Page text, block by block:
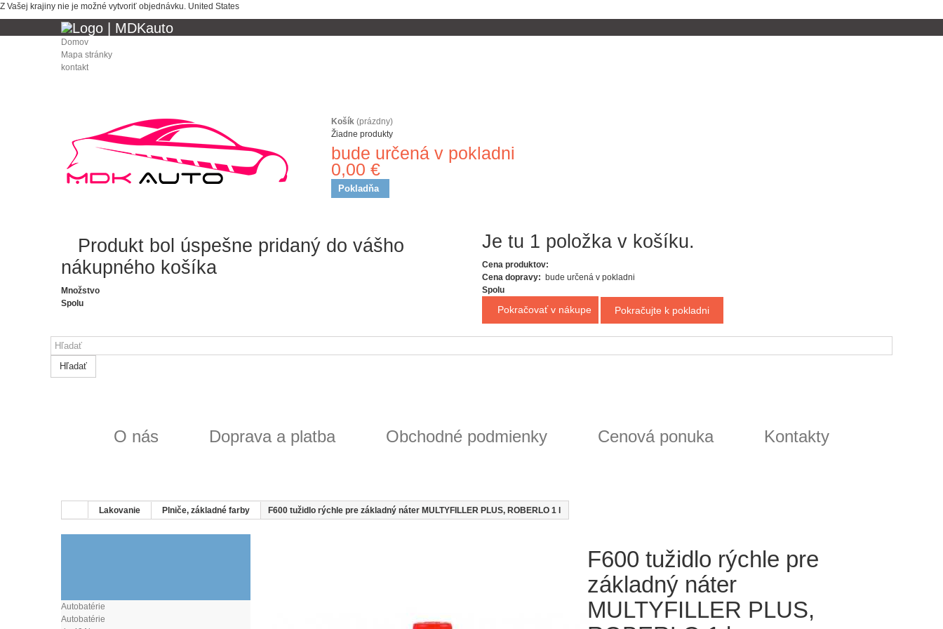
Z Vašej krajiny nie je možné vytvoriť objednávku. United States
Domov
Mapa stránky
kontakt
Košík (prázdny)
Žiadne produkty
bude určená v pokladni
0,00 €
Pokladňa
Produkt bol úspešne pridaný do vášho
nákupného košíka
Množstvo
Spolu
Je tu 1 položka v košíku.
Cena produktov:
Cena dopravy: bude určená v pokladni
Spolu
Pokračovať v nákupe Pokračujte k pokladni
Hľadať
O nás Doprava a platba Obchodné podmienky Cenová ponuka Kontakty
Lakovanie Plniče, základné farby F600 tužidlo rýchle pre základný náter MULTYFILLER PLUS, ROBERLO 1 l
Autobatérie
Autobatérie
F600 tužidlo rýchle pre
základný náter
MULTYFILLER PLUS,